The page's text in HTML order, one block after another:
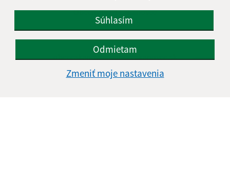
Súhlasím
Odmietam
Zmeniť moje nastavenia
Obecný úrad Čakanovce
Čakanovce 312
obeccakanovce@obeccakanovce.sk
+421 47 44 91 280